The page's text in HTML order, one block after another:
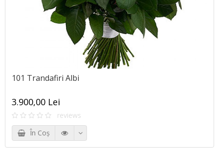
101 Trandafiri Albi
3.900,00 Lei
reviews
În Coş